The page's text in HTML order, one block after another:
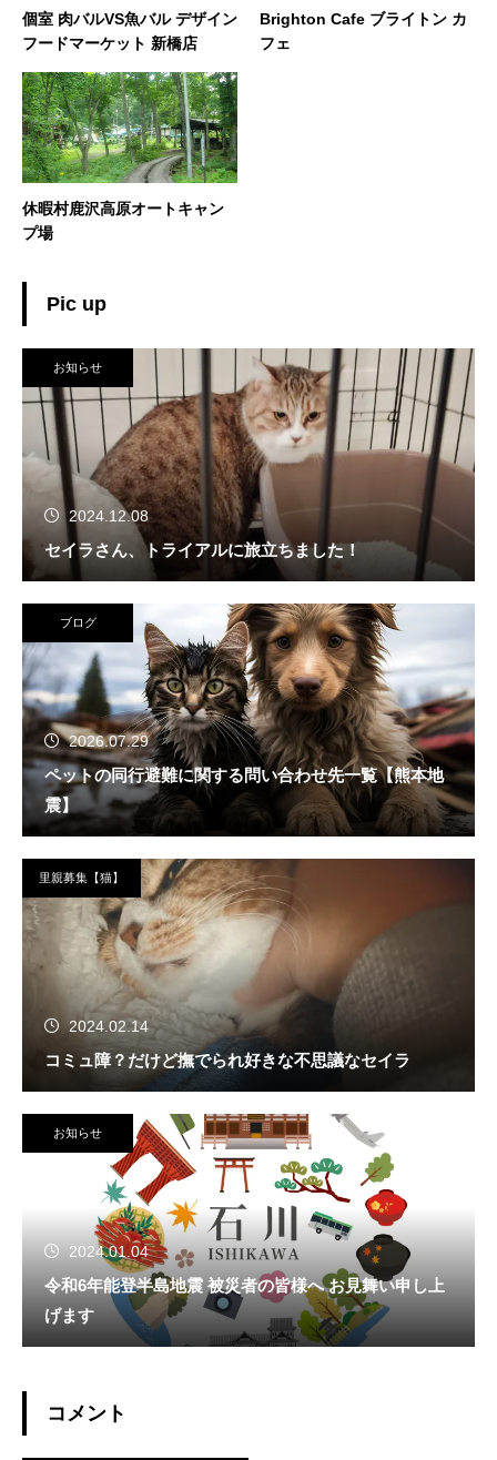
個室 肉バルVS魚バル デザイン
フードマーケット 新橋店
Brighton Cafe ブライトン カ
フェ
休暇村鹿沢高原オートキャン
プ場
Pic up
お知らせ
2024.12.08
セイラさん、トライアルに旅立ちました！
ブログ
2026.07.29
ペットの同行避難に関する問い合わせ先一覧【熊本地
震】
里親募集【猫】
2024.02.14
コミュ障？だけど撫でられ好きな不思議なセイラ
お知らせ
2024.01.04
令和6年能登半島地震 被災者の皆様へ お見舞い申し上
げます
コメント